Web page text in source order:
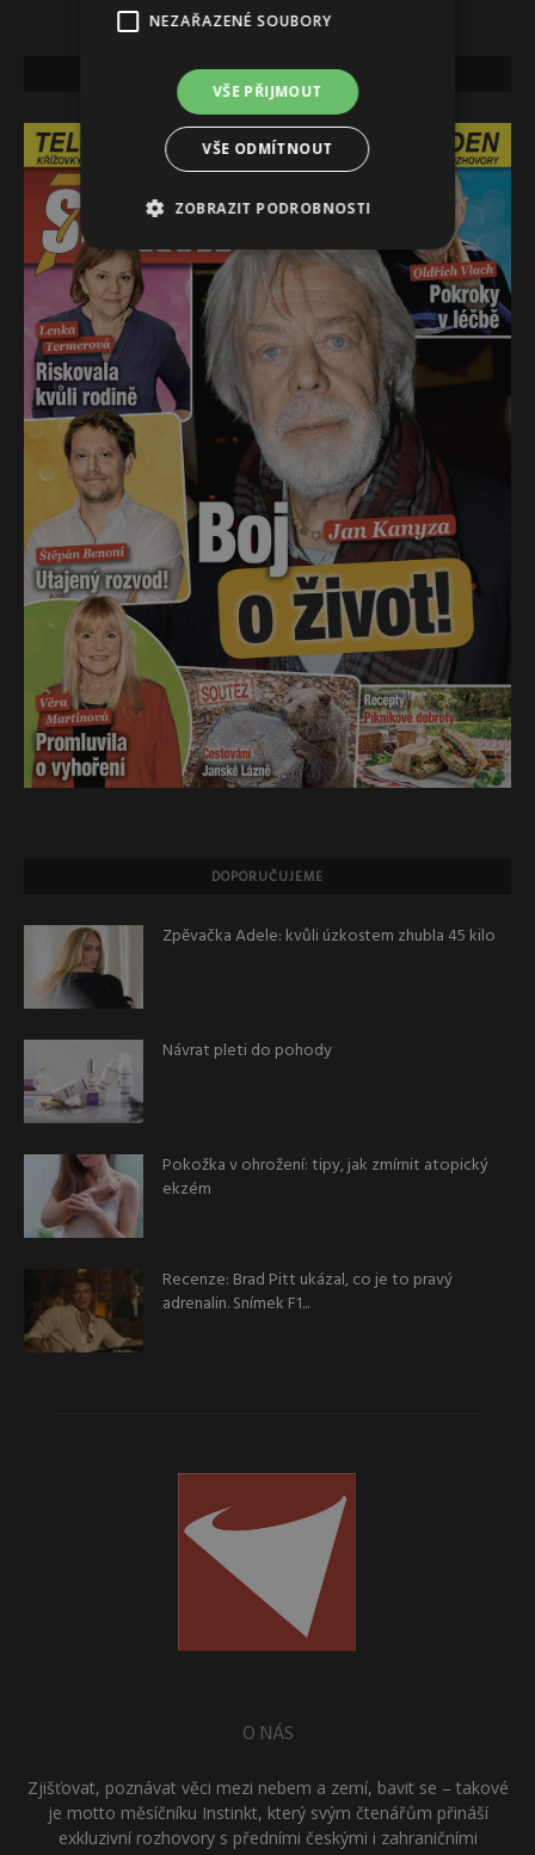
NEJNOVĚJŠÍ VYDÁNÍ
DOPORUČUJEME
Zpěvačka Adele: kvůli úzkostem zhubla 45 kilo
Návrat pleti do pohody
Pokožka v ohrožení: tipy, jak zmírnit atopický
ekzém
Recenze: Brad Pitt ukázal, co je to pravý
adrenalin. Snímek F1...
O NÁS
Zjišťovat, poznávat věci mezi nebem a zemí, bavit se – takové
je motto měsíčníku Instinkt, který svým čtenářům přináší
exkluzivní rozhovory s předními českými i zahraničními
NEZAŘAZENÉ SOUBORY
VŠE PŘIJMOUT
VŠE ODMÍTNOUT
ZOBRAZIT PODROBNOSTI